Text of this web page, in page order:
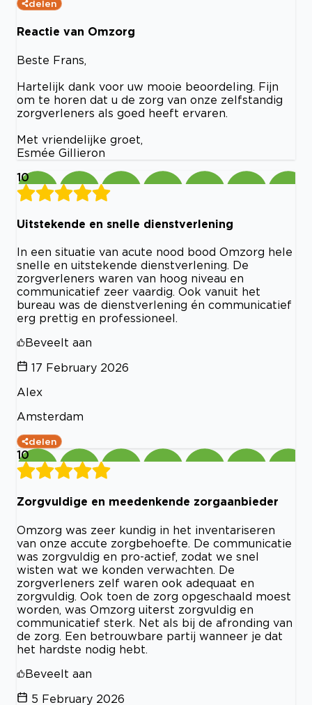
delen
Reactie van Omzorg
Beste Frans,
Hartelijk dank voor uw mooie beoordeling. Fijn
om te horen dat u de zorg van onze zelfstandig
zorgverleners als goed heeft ervaren.
Met vriendelijke groet,
Esmée Gillieron
10
Uitstekende en snelle dienstverlening
In een situatie van acute nood bood Omzorg hele
snelle en uitstekende dienstverlening. De
zorgverleners waren van hoog niveau en
communicatief zeer vaardig. Ook vanuit het
bureau was de dienstverlening én communicatief
erg prettig en professioneel.
Beveelt aan
17 February 2026
Alex
Amsterdam
delen
10
Zorgvuldige en meedenkende zorgaanbieder
Omzorg was zeer kundig in het inventariseren
van onze accute zorgbehoefte. De communicatie
was zorgvuldig en pro-actief, zodat we snel
wisten wat we konden verwachten. De
zorgverleners zelf waren ook adequaat en
zorgvuldig. Ook toen de zorg opgeschaald moest
worden, was Omzorg uiterst zorgvuldig en
communicatief sterk. Net als bij de afronding van
de zorg. Een betrouwbare partij wanneer je dat
het hardste nodig hebt.
Beveelt aan
5 February 2026